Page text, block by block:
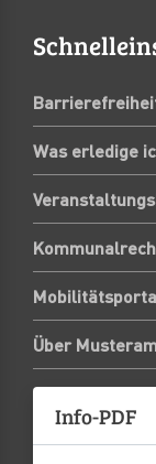
Was erledige
Über
Info-PDF